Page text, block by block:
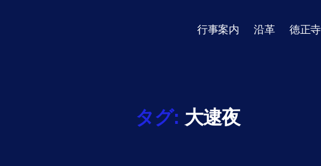
行事案内 沿革 徳正
タグ: 大逮夜